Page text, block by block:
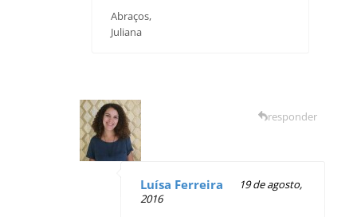
Abraços,
Juliana
Luísa Ferreira
19 de agosto,
2016
responder